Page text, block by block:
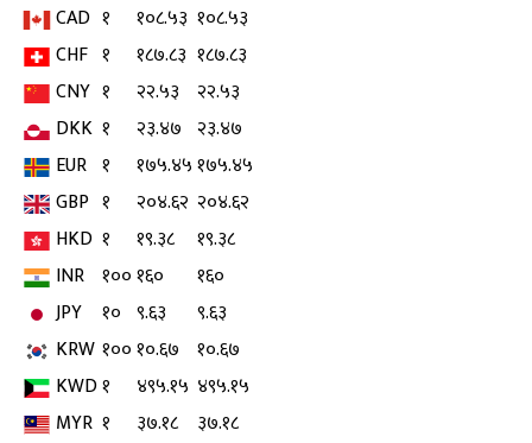
CAD १ १०८.५३ १०८.५३
CHF १ १८७.८३ १८७.८३
CNY १ २२.५३
२२.५३
DKK १ २३.४७ २३.४७
EUR १ १७५.४५१७५.४५
GBP १ २०४.६२ २०४.६२
HKD १ १९.३८
१९.३८
INR १००१६०
१६०
JPY
१० ९.६३
९.६३
KRW १००१०.६७ १०.६७
KWD१ ४९५.१५ ४९५.१५
MYR १ ३७.१८
३७.१८